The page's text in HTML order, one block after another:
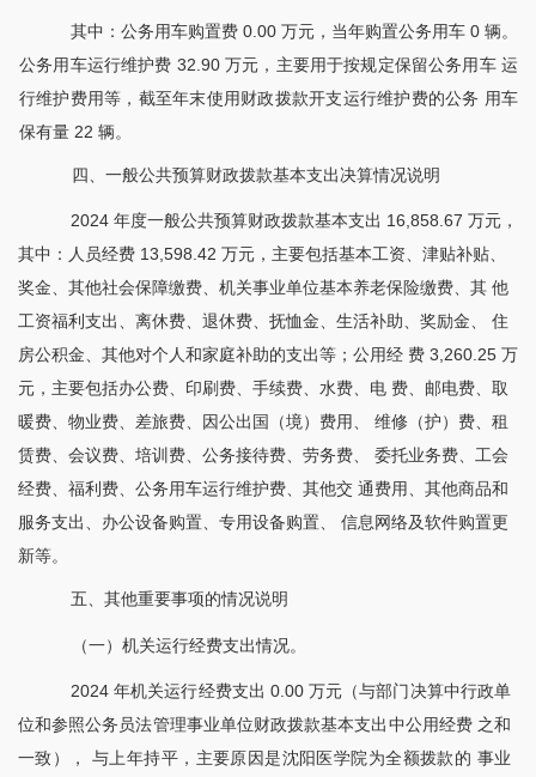
其中：公务用车购置费 0.00 万元，当年购置公务用车 0 辆。
公务用车运行维护费 32.90 万元，主要用于按规定保留公务用车 运
行维护费用等，截至年末使用财政拨款开支运行维护费的公务 用车
保有量 22 辆。
四、一般公共预算财政拨款基本支出决算情况说明
2024 年度一般公共预算财政拨款基本支出 16,858.67 万元，
其中：人员经费 13,598.42 万元，主要包括基本工资、津贴补贴、
奖金、其他社会保障缴费、机关事业单位基本养老保险缴费、其 他
工资福利支出、离休费、退休费、抚恤金、生活补助、奖励金、 住
房公积金、其他对个人和家庭补助的支出等；公用经 费 3,260.25 万
元，主要包括办公费、印刷费、手续费、水费、电 费、邮电费、取
暖费、物业费、差旅费、因公出国（境）费用、 维修（护）费、租
赁费、会议费、培训费、公务接待费、劳务费、 委托业务费、工会
经费、福利费、公务用车运行维护费、其他交 通费用、其他商品和
服务支出、办公设备购置、专用设备购置、 信息网络及软件购置更
新等。
五、其他重要事项的情况说明
（一）机关运行经费支出情况。
2024 年机关运行经费支出 0.00 万元（与部门决算中行政单
位和参照公务员法管理事业单位财政拨款基本支出中公用经费 之和
一致）， 与上年持平，主要原因是沈阳医学院为全额拨款的 事业